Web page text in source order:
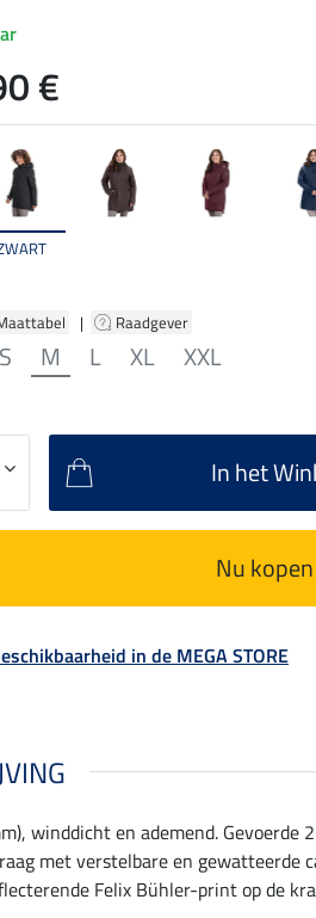
| Raadgever
S M L XL XXL
€
In het
Nu kopen
in de MEGA STORE
winddicht en ademend. Gevoerde
met verstelbare en gewatteerde
Felix Bühler-print op de